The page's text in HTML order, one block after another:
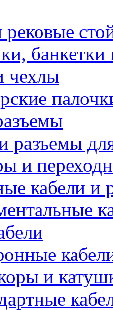
банкетки
чехлы
разъемы
и
кабели и
и